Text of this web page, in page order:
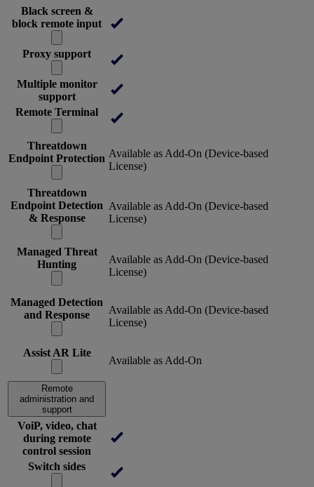
Black screen &
block remote input
Proxy support
Multiple monitor
support
Remote Terminal
Threatdown
Endpoint Protection Available as Add-On (Device-based
License)
Threatdown
Endpoint Detection
& Response
Available as Add-On (Device-based
License)
Managed Threat
Hunting
Available as Add-On (Device-based
License)
Managed Detection
and Response
Available as Add-On (Device-based
License)
Assist AR Lite
Available as Add-On
Remote
administration and
support
VoiP, video, chat
during remote
control session
Switch sides